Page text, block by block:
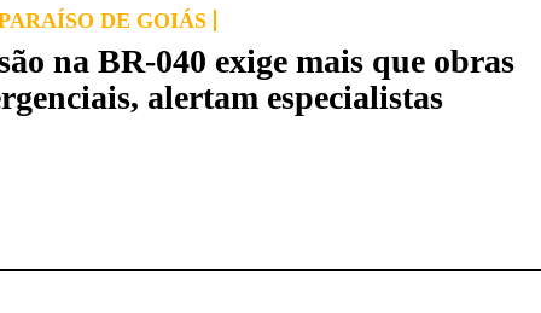
DE GOIÁS
na BR-040 exige mais que obras
alertam especialistas